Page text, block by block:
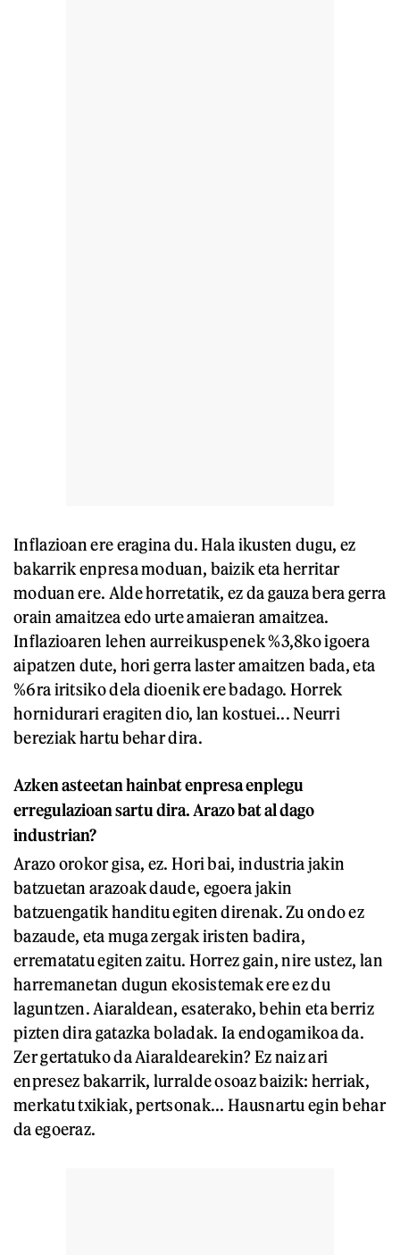
Inflazioan ere eragina du. Hala ikusten dugu, ez
bakarrik enpresa moduan, baizik eta herritar
moduan ere. Alde horretatik, ez da gauza bera gerra
orain amaitzea edo urte amaieran amaitzea.
Inflazioaren lehen aurreikuspenek %3,8ko igoera
aipatzen dute, hori gerra laster amaitzen bada, eta
%6ra iritsiko dela dioenik ere badago. Horrek
hornidurari eragiten dio, lan kostuei... Neurri
bereziak hartu behar dira.
Azken asteetan hainbat enpresa enplegu
erregulazioan sartu dira. Arazo bat al dago
industrian?
Arazo orokor gisa, ez. Hori bai, industria jakin
batzuetan arazoak daude, egoera jakin
batzuengatik handitu egiten direnak. Zu ondo ez
bazaude, eta muga zergak iristen badira,
errematatu egiten zaitu. Horrez gain, nire ustez, lan
harremanetan dugun ekosistemak ere ez du
laguntzen. Aiaraldean, esaterako, behin eta berriz
pizten dira gatazka boladak. Ia endogamikoa da.
Zer gertatuko da Aiaraldearekin? Ez naiz ari
enpresez bakarrik, lurralde osoaz baizik: herriak,
merkatu txikiak, pertsonak... Hausnartu egin behar
da egoeraz.